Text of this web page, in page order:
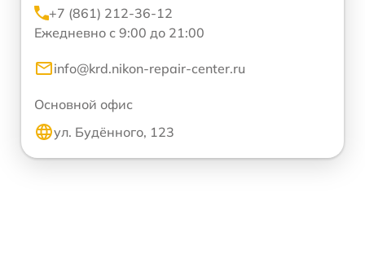
+7 (861) 212-36-12
Ежедневно с 9:00 до 21:00
info@krd.nikon-repair-center.ru
Основной офис
ул. Будённого, 123